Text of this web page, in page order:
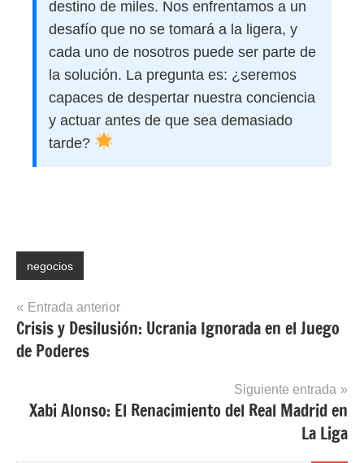
destino de miles. Nos enfrentamos a un
desafío que no se tomará a la ligera, y
cada uno de nosotros puede ser parte de
la solución. La pregunta es: ¿seremos
capaces de despertar nuestra conciencia
y actuar antes de que sea demasiado
tarde?
negocios
Navegación
de
Entrada anterior
Crisis y Desilusión: Ucrania Ignorada en el Juego
de Poderes
Siguiente entrada
Xabi Alonso: El Renacimiento del Real Madrid en
La Liga